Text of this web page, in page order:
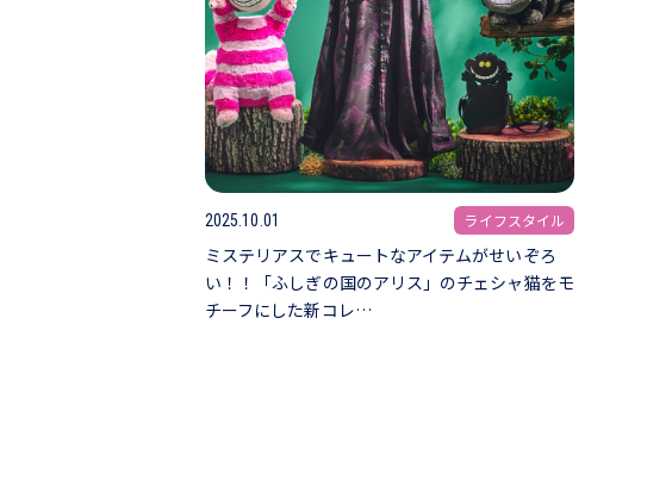
2025.10.01 ライフスタイル
ミステリアスでキュートなアイテムがせいぞろ
い！！「ふしぎの国のアリス」のチェシャ猫をモ
チーフにした新コレ…